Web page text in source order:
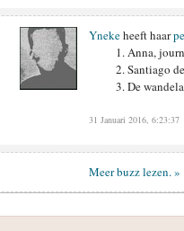
Ynekeheeft haar
Anna,
Santiago
De
31 Januari 2016, 6:23:37
Meer buzz lezen. »